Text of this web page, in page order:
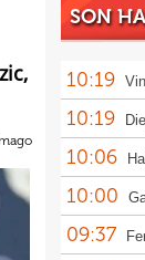
SON
10:19
"Seni
10:19
10:06
açıklama
10:00
09:37